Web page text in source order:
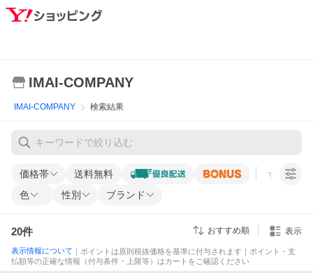
IMAI-COMPANY
IMAI-COMPANY 検索結果
価格帯 送料無料 すべての条
色 性別 ブランド
20件 おすすめ順 表示
表示情報について ｜ポイントは原則税抜価格を基準に付与されます｜ポイント・支
払額等の正確な情報（付与条件・上限等）はカートをご確認ください